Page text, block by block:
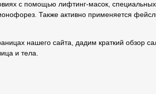
с помощью лифтинг-масок,
Также активно применяется
нашего сайта, дадим краткий обзор
и тела.